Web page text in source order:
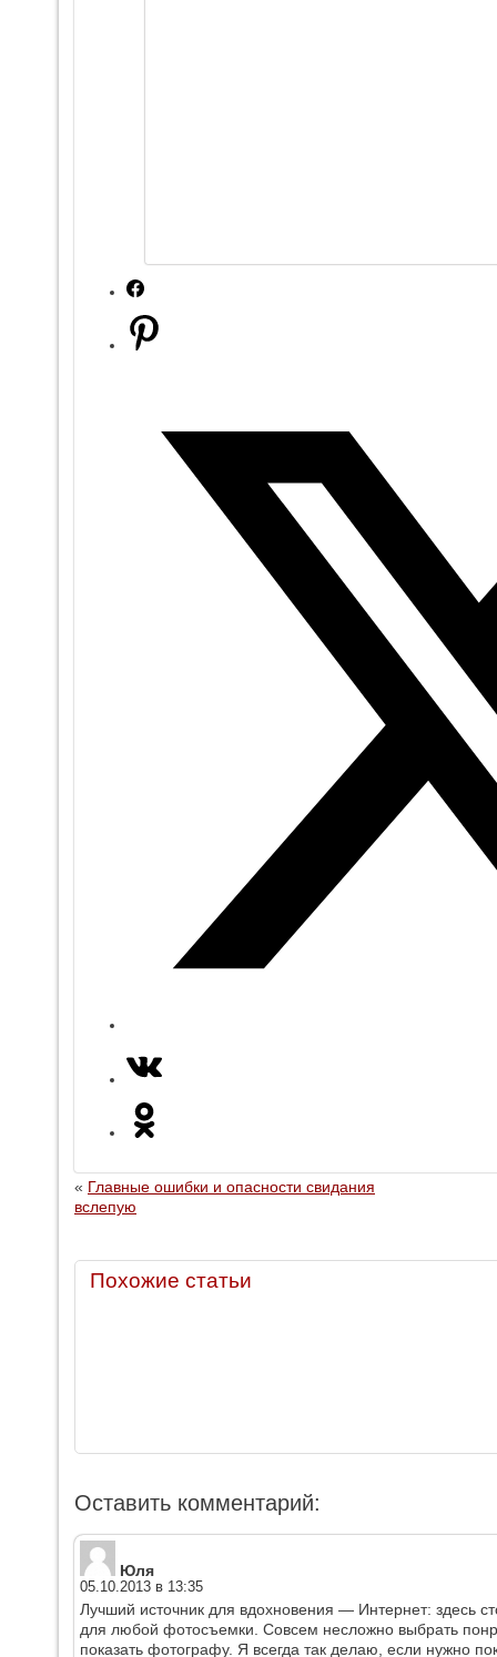
« Главные ошибки и опасности свидания
вслепую
Похожие статьи
Оставить комментарий:
Юля
05.10.2013 в 13:35
Лучший источник для вдохновения — Интернет: здесь
для любой фотосъемки. Совсем несложно выбрать
показать фотографу. Я всегда так делаю, если нужно